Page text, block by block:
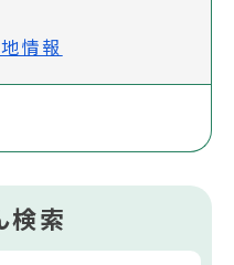
情報
検索